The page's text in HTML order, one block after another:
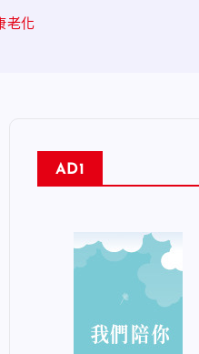
老化
AD1